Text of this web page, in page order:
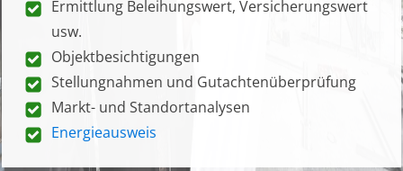
Ermittlung Beleihungswert, Versicherungswert
usw.
Objektbesichtigungen
Stellungnahmen und Gutachtenüberprüfung
Markt- und Standortanalysen
Energieausweis